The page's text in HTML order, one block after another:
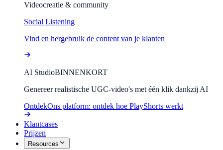
Videocreatie & community
Social Listening
Vind en hergebruik de content van je klanten
AI StudioBINNENKORT
Genereer realistische UGC-video's met één klik dankzij AI
OntdekOns platform: ontdek hoe PlayShorts werkt
Klantcases
Prijzen
Resources